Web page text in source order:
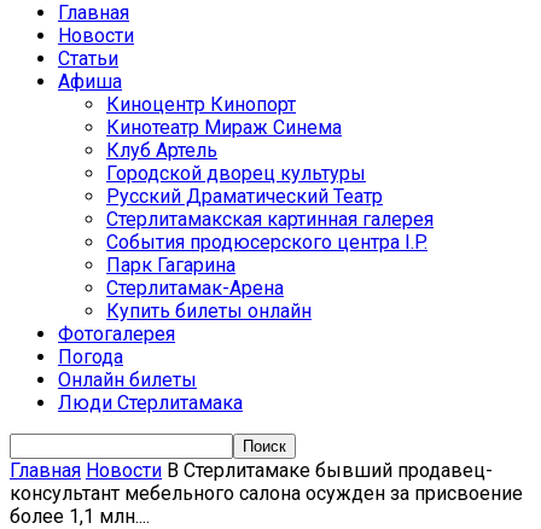
Главная
Новости
Статьи
Афиша
Киноцентр Кинопорт
Кинотеатр Мираж Синема
Клуб Артель
Городской дворец культуры
Русский Драматический Театр
Стерлитамакская картинная галерея
События продюсерского центра I.P.
Парк Гагарина
Стерлитамак-Арена
Купить билеты онлайн
Фотогалерея
Погода
Онлайн билеты
Люди Стерлитамака
Главная Новости В Стерлитамаке бывший продавец-
консультант мебельного салона осужден за присвоение
более 1,1 млн....